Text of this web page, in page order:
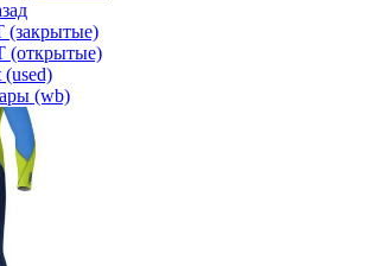
(закрытые)
(открытые)
(used)
(wb)